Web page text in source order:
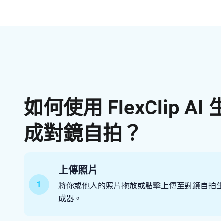
如何使用 FlexClip AI
成對鏡自拍？
1
上傳照片
將你或他人的照片拖放或點擊上傳至對鏡自拍
成器。